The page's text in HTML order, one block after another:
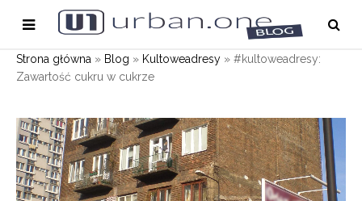
Strona główna » Blog » Kultoweadresy » #kultoweadresy:
Zawartość cukru w cukrze